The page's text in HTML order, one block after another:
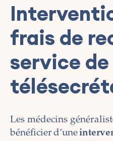
frais de
service de
Les médecins
bénéficier d’une